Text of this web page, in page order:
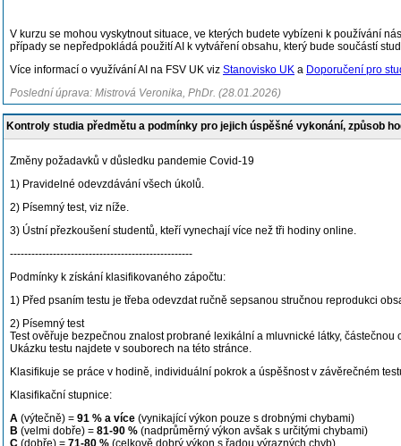
V kurzu se mohou vyskytnout situace, ve kterých budete vybízeni k používání
případy se nepředpokládá použití AI k vytváření obsahu, který bude součástí
Více informací o využívání AI na FSV UK viz Stanovisko UK a Doporučení pro
Poslední úprava: Mistrová Veronika, PhDr. (28.01.2026)
Kontroly studia předmětu a podmínky pro jejich úspěšné vykonání, způsob
Změny požadavků v důsledku pandemie Covid-19
1) Pravidelné odevzdávání všech úkolů.
2) Písemný test, viz níže.
3) Ústní přezkoušení studentů, kteří vynechají více než tři hodiny online.
---------------------------------------------------
Podmínky k získání klasifikovaného zápočtu:
1) Před psaním testu je třeba odevzdat ručně sepsanou stručnou reprodukci
2) Písemný test
Test ověřuje bezpečnou znalost probrané lexikální a mluvnické látky,
Ukázku testu najdete v souborech na této stránce.
Klasifikuje se práce v hodině, individuální pokrok a úspěšnost v závěrečném
Klasifikační stupnice:
A (výtečně) = 91 % a více (vynikající výkon pouze s drobnými chybami)
B (velmi dobře) = 81-90 % (nadprůměrný výkon avšak s určitými chybami)
C (dobře) = 71-80 % (celkově dobrý výkon s řadou výrazných chyb)